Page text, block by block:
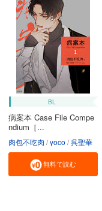
BL
病案本 Case File Compe
ndium［...
肉包不吃肉 yoco 呉聖華
無料で読む